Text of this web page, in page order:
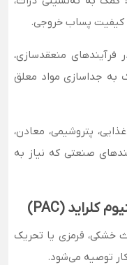
فرآیندهای منعقدسازی،
جداسازی مواد معلق
پتروشیمی، معادن،
صنعتی که نیاز به
قرمزی یا تحریک
توصیه می‌شود.